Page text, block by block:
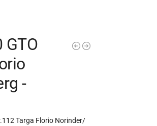
GTO
-
Targa Florio Norinder/